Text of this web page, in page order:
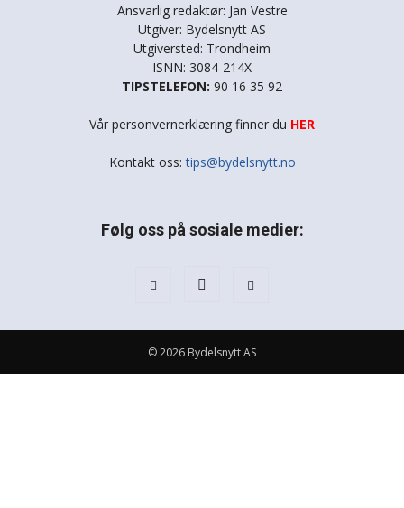
Ansvarlig redaktør: Jan Vestre
Utgiver: Bydelsnytt AS
Utgiversted: Trondheim
ISNN: 3084-214X
TIPSTELEFON: 90 16 35 92
Vår personvernerklæring finner du HER
Kontakt oss:tips@bydelsnytt.no
Følg oss på sosiale medier:
© 2026 Bydelsnytt AS